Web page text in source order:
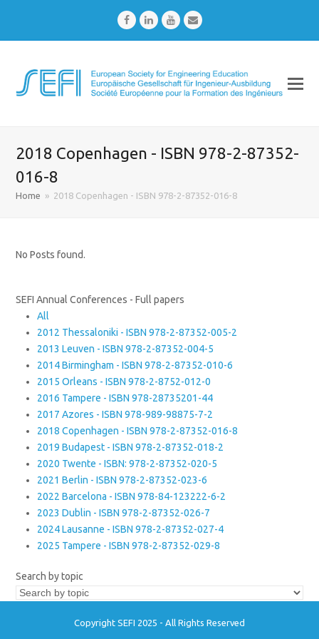
FacebookLinkedInYoutubeEmail
2018 Copenhagen - ISBN 978-2-87352-
016-8
Home » 2018 Copenhagen - ISBN 978-2-87352-016-8
No Posts found.
SEFI Annual Conferences - Full papers
All
2012 Thessaloniki - ISBN 978-2-87352-005-2
2013 Leuven - ISBN 978-2-87352-004-5
2014 Birmingham - ISBN 978-2-87352-010-6
2015 Orleans - ISBN 978-2-8752-012-0
2016 Tampere - ISBN 978-28735201-44
2017 Azores - ISBN 978-989-98875-7-2
2018 Copenhagen - ISBN 978-2-87352-016-8
2019 Budapest - ISBN 978-2-87352-018-2
2020 Twente - ISBN: 978-2-87352-020-5
2021 Berlin - ISBN 978-2-87352-023-6
2022 Barcelona - ISBN 978-84-123222-6-2
2023 Dublin - ISBN 978-2-87352-026-7
2024 Lausanne - ISBN 978-2-87352-027-4
2025 Tampere - ISBN 978-2-87352-029-8
Search by topic
Copyright SEFI 2025 - All Rights Reserved